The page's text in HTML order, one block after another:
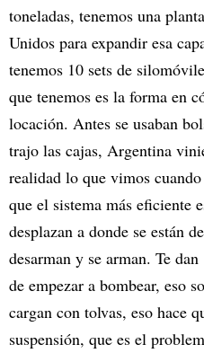
toneladas, tenemos una
Unidos para expandir esa
tenemos 10 sets de
que tenemos es la forma en
locación. Antes se usaban
trajo las cajas, Argentina
realidad lo que vimos
que el sistema más eficiente
desplazan a donde se están
desarman y se arman. Te
de empezar a bombear, eso
cargan con tolvas, eso hace
suspensión, que es el